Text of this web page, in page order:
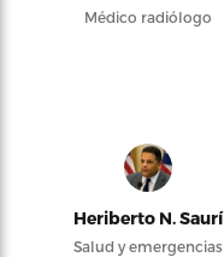
Médico radiólogo
Heriberto N. Saurí
Salud y emergencias